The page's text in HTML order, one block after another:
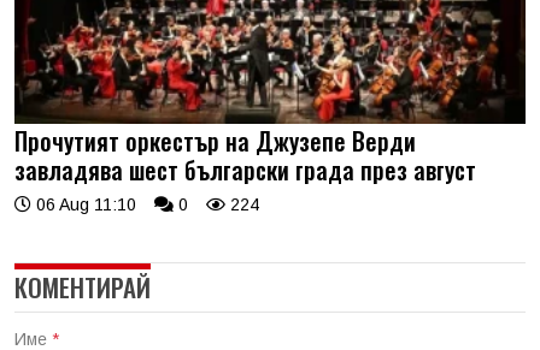
Прочутият оркестър на Джузепе Верди
завладява шест български града през август
06 Aug 11:10 0 224
КОМЕНТИРАЙ
Име *